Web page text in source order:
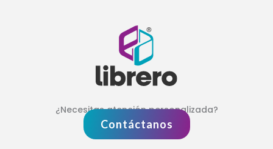
¿Necesitas atención personalizada?
Contáctanos